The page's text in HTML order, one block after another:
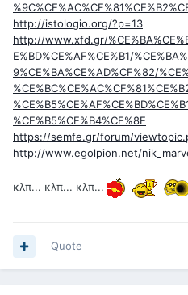
http://istologio.org/?p=13
http://www.xfd.gr/
E%BD%CE%AF%CE%B1/
9%CE%BA%CE%AD%CF%82/
%CE%B5%CE%B4%CF%8E
https://semfe.gr/forum/
http://www.egolpion.net/
κλπ... κλπ... κλπ...
Quote